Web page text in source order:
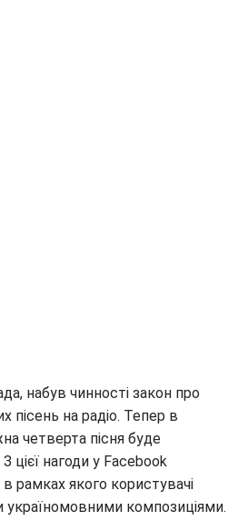
набув чинності закон про
пісень на радіо. Тепер в
четверта пісня буде
нагоди у Facebook
рамках якого користувачі
україномовними композиціями.